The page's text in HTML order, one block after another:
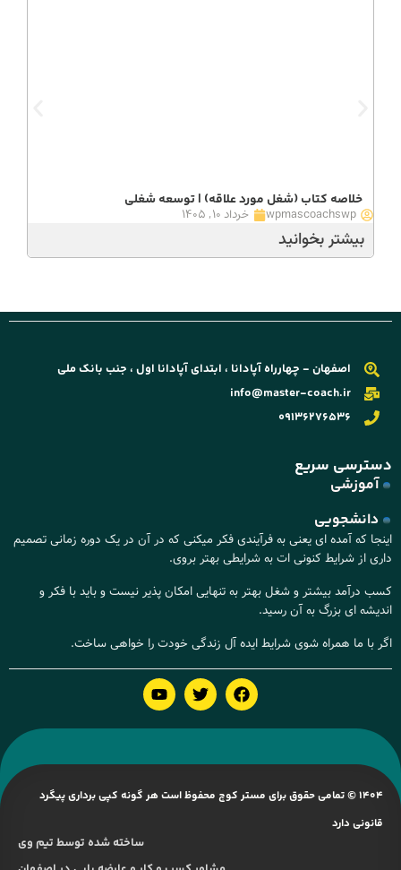
خلاصه کتاب (شغل مورد علاقه) | توسعه شغلی
wpmascoachswp خرداد ۱۰, ۱۴۰۵
بیشتر بخوانید
اصفهان - چهارراه آپادانا ، ابتدای آپادانا اول ، جنب بانک ملی
info@master-coach.ir
09136276536
سریع
آموزشی
دانشجویی
که آمده ای یعنی به فرآیندی فکر میکنی که در آن در یک دوره زمانی تصمیم
از شرایط کنونی ات به شرایطی بهتر بروی.
درآمد بیشتر و شغل بهتر به تنهایی امکان پذیر نیست و باید با فکر و
ای بزرگ به آن رسید.
با ما همراه شوی شرایط ایده آل زندگی خودت را خواهی ساخت.
1404 © تمامی حقوق برای مستر کوچ محفوظ است هر گونه کپی برداری پیگرد
قانونی دارد
ساخته شده توسط تیم وی